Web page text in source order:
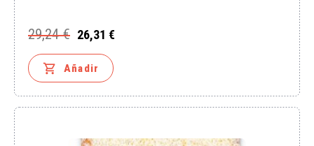
Precio
base
29,24 €
Precio 26,31 €
 Añadir